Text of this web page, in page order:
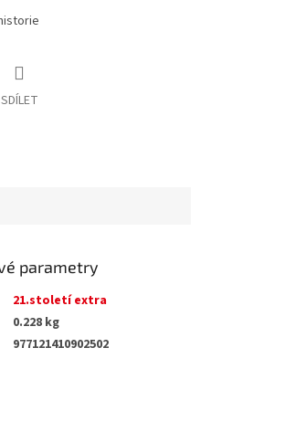
SDÍLET
parametry
21.století extra
0.228 kg
977121410902502